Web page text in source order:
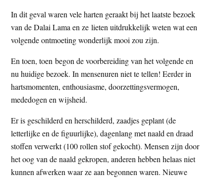
In dit geval waren vele harten geraakt bij het laatste bezoek
van de Dalai Lama en ze lieten uitdrukkelijk weten wat een
volgende ontmoeting wonderlijk mooi zou zijn.
En toen, toen begon de voorbereiding van het volgende en
nu huidige bezoek. In mensenuren niet te tellen! Eerder in
hartsmomenten, enthousiasme, doorzettingsvermogen,
mededogen en wijsheid.
Er is geschilderd en herschilderd, zaadjes geplant (de
letterlijke en de figuurlijke), dagenlang met naald en draad
stoffen verwerkt (100 rollen stof gekocht). Mensen zijn door
het oog van de naald gekropen, anderen hebben helaas niet
kunnen afwerken waar ze aan begonnen waren. Nieuwe